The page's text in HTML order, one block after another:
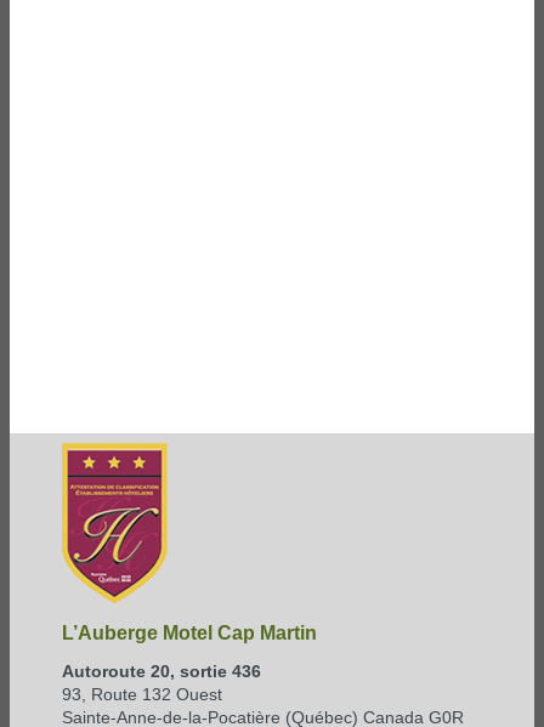
L’Auberge Motel Cap Martin
Autoroute 20, sortie 436
93, Route 132 Ouest
Sainte-Anne-de-la-Pocatière (Québec) Canada G0R